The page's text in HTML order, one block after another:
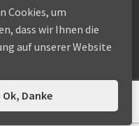
Cookies, um
dass wir Ihnen die
auf unserer Website
Ok, Danke